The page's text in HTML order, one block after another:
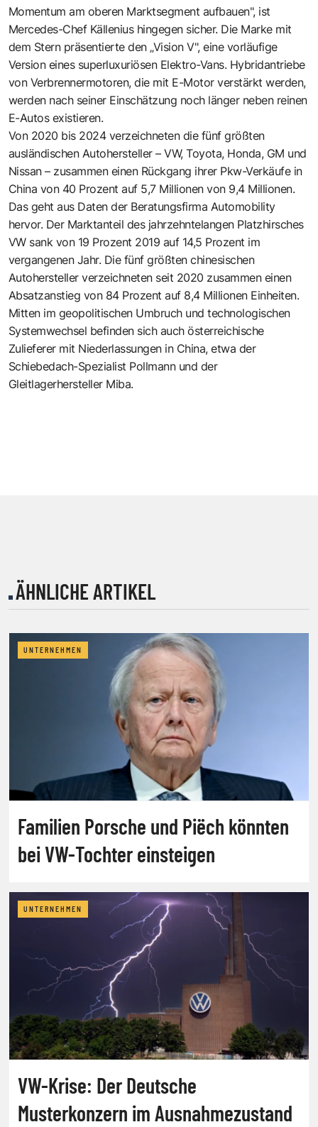
Momentum am oberen Marktsegment aufbauen", ist
Mercedes-Chef Källenius hingegen sicher. Die Marke mit
dem Stern präsentierte den „Vision V", eine vorläufige
Version eines superluxuriösen Elektro-Vans. Hybridantriebe
von Verbrennermotoren, die mit E-Motor verstärkt werden,
werden nach seiner Einschätzung noch länger neben reinen
E-Autos existieren.
Von 2020 bis 2024 verzeichneten die fünf größten
ausländischen Autohersteller – VW, Toyota, Honda, GM und
Nissan – zusammen einen Rückgang ihrer Pkw-Verkäufe in
China von 40 Prozent auf 5,7 Millionen von 9,4 Millionen.
Das geht aus Daten der Beratungsfirma Automobility
hervor. Der Marktanteil des jahrzehntelangen Platzhirsches
VW sank von 19 Prozent 2019 auf 14,5 Prozent im
vergangenen Jahr. Die fünf größten chinesischen
Autohersteller verzeichneten seit 2020 zusammen einen
Absatzanstieg von 84 Prozent auf 8,4 Millionen Einheiten.
Mitten im geopolitischen Umbruch und technologischen
Systemwechsel befinden sich auch österreichische
Zulieferer mit Niederlassungen in China, etwa der
Schiebedach-Spezialist Pollmann und der
Gleitlagerhersteller Miba.
ÄHNLICHE ARTIKEL
UNTERNEHMEN
Familien Porsche und Piëch könnten
bei VW-Tochter einsteigen
UNTERNEHMEN
VW-Krise: Der Deutsche
Musterkonzern im Ausnahmezustand